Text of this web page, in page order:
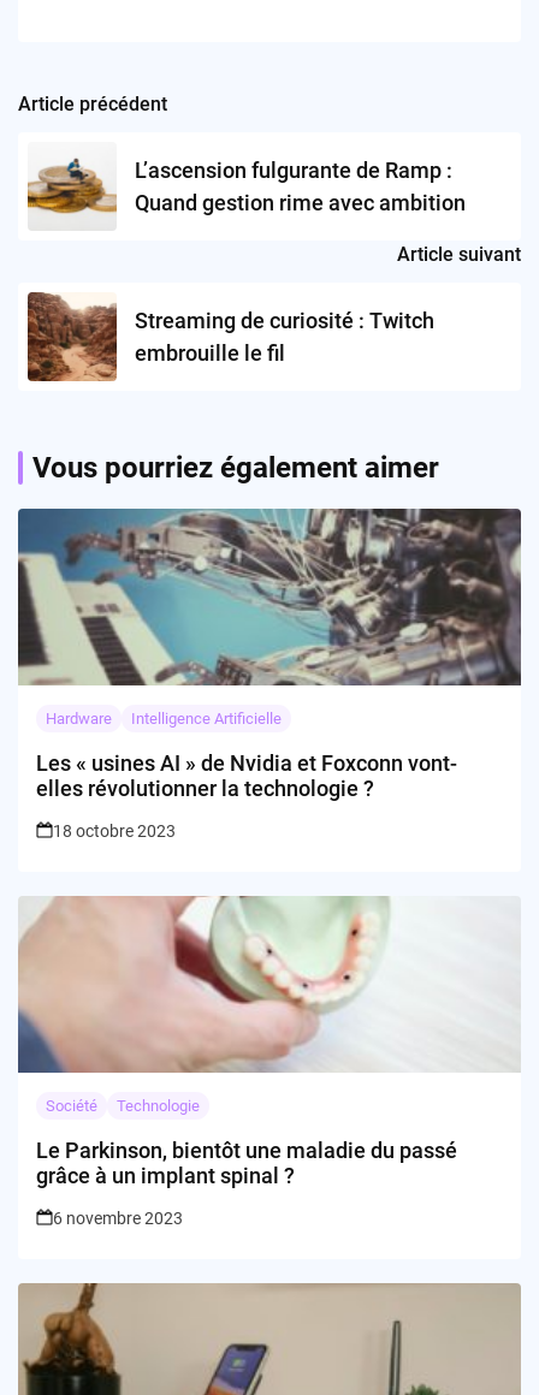
Post
navigation
Article précédent
L’ascension fulgurante de Ramp :
Quand gestion rime avec ambition
Article suivant
Streaming de curiosité : Twitch
embrouille le fil
Vous pourriez également aimer
Hardware Intelligence Artificielle
Les « usines AI » de Nvidia et Foxconn vont-
elles révolutionner la technologie ?
18 octobre 2023
Société Technologie
Le Parkinson, bientôt une maladie du passé
grâce à un implant spinal ?
6 novembre 2023